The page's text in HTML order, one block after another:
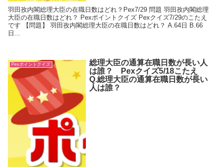
羽田孜内閣総理大臣の在職日数はどれ？Pex7/29 問題 羽田孜内閣総理
大臣の在職日数はどれ？ Pexポイントクイズ Pexクイズ7/29のこたえ
です 【問題】 羽田孜内閣総理大臣の在職日数はどれ？ A.64日 B.66
日...
Pexポイントクイズ
総理大臣の通算在職日数が長い人
は誰？ Pexクイズ5/18こたえ
Q.総理大臣の通算在職日数が長い
人は誰？